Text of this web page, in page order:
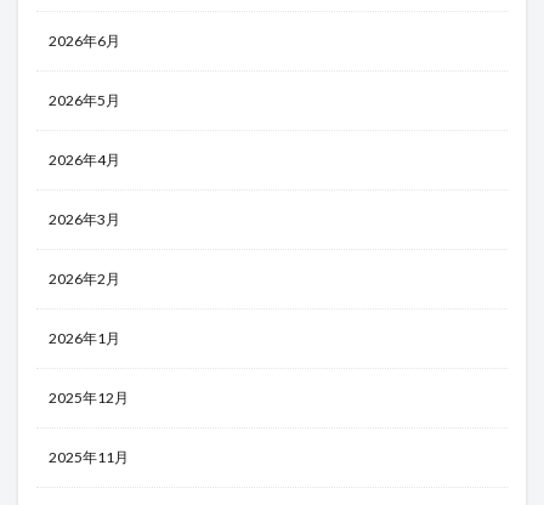
2026年6月
2026年5月
2026年4月
2026年3月
2026年2月
2026年1月
2025年12月
2025年11月